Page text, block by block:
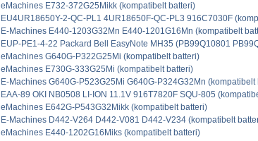
eMachines E732-372G25Mikk (kompatibelt batteri)
EU4UR18650Y-2-QC-PL1 4UR18650F-QC-PL3 916C7030F
E-Machines E440-1203G32Mn E440-1201G16Mn (kompatibelt
EUP-PE1-4-22 Packard Bell EasyNote MH35 (PB99Q10801
eMachines G640G-P322G25Mi (kompatibelt batteri)
eMachines E730G-333G25Mi (kompatibelt batteri)
E-Machines G640G-P523G25Mi G640G-P324G32Mn (kompatibelt
EAA-89 OKI NB0508 LI-ION 11.1V 916T7820F SQU-805
eMachines E642G-P543G32Mikk (kompatibelt batteri)
E-Machines D442-V264 D442-V081 D442-V234 (kompatibelt
eMachines E440-1202G16Miks (kompatibelt batteri)